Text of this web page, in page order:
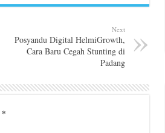
Next
Posyandu Digital HelmiGrowth,
Cara Baru Cegah Stunting di
Padang
*